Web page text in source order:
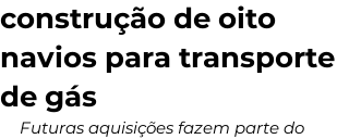
construção de oito
navios para transporte
de gás
Futuras aquisições fazem parte do